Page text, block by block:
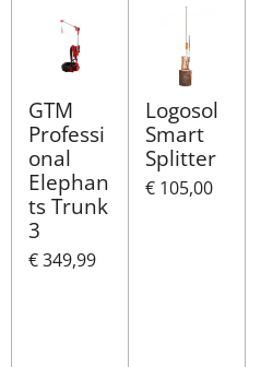
GTM
Professi
onal
Elephan
ts Trunk
3
€ 349,99
Logosol
Smart
Splitter
€ 105,00